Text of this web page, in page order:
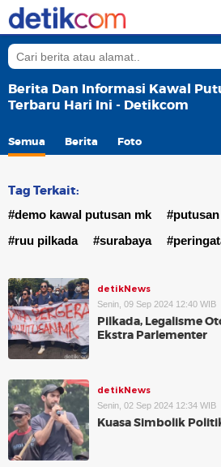
Berita Dan Informasi Kawal
Terbaru Hari Ini - Detikcom
Semua Berita Foto
Tag Terkait:
#demo kawal putusan mk
#ruu pilkada
#surabaya
detikNews
Senin, 09 Sep 2024 12:40 WIB
Pilkada, Legalisme
Ekstra Parlementer
detikNews
Senin, 02 Sep 2024 12:34 WIB
Kuasa Simbolik